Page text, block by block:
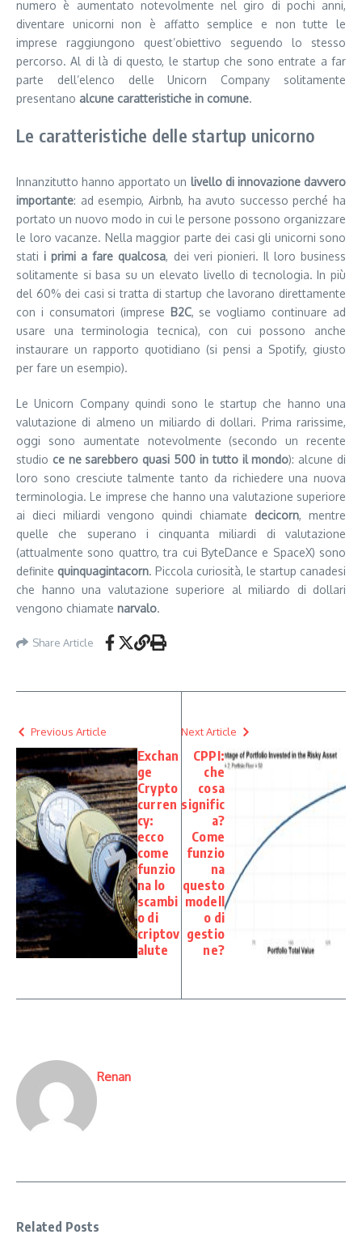
numero è aumentato notevolmente nel giro di pochi anni,
diventare unicorni non è affatto semplice e non tutte le
imprese raggiungono quest’obiettivo seguendo lo stesso
percorso. Al di là di questo, le startup che sono entrate a far
parte dell’elenco delle Unicorn Company solitamente
presentano alcune caratteristiche in comune.
Le caratteristiche delle startup unicorno
Innanzitutto hanno apportato un livello di innovazione davvero
importante: ad esempio, Airbnb, ha avuto successo perché ha
portato un nuovo modo in cui le persone possono organizzare
le loro vacanze. Nella maggior parte dei casi gli unicorni sono
statii primi a fare qualcosa, dei veri pionieri. Il loro business
solitamente si basa su un elevato livello di tecnologia. In più
del 60% dei casi si tratta di startup che lavorano direttamente
con i consumatori (imprese B2C, se vogliamo continuare ad
usare una terminologia tecnica), con cui possono anche
instaurare un rapporto quotidiano (si pensi a Spotify, giusto
per fare un esempio).
Le Unicorn Company quindi sono le startup che hanno una
valutazione di almeno un miliardo di dollari. Prima rarissime,
oggi sono aumentate notevolmente (secondo un recente
studio ce ne sarebbero quasi 500 in tutto il mondo): alcune di
loro sono cresciute talmente tanto da richiedere una nuova
terminologia. Le imprese che hanno una valutazione superiore
ai dieci miliardi vengono quindi chiamate decicorn, mentre
quelle che superano i cinquanta miliardi di valutazione
(attualmente sono quattro, tra cui ByteDance e SpaceX) sono
definite quinquagintacorn. Piccola curiosità, le startup canadesi
che hanno una valutazione superiore al miliardo di dollari
vengono chiamate narvalo.
Share Article
Previous Article
Exchan
ge
Crypto
curren
cy:
ecco
come
funzio
na lo
scambi
o di
criptov
alute
Next Article
CPPI:
che
cosa
signific
a?
Come
funzio
na
questo
modell
o di
gestio
ne?
Renan
Related Posts